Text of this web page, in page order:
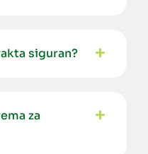
siguran?
za